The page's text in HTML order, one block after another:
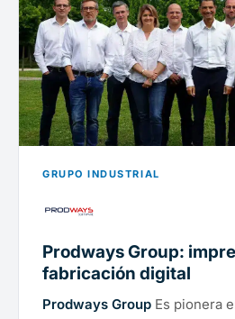
GRUPO INDUSTRIAL
Prodways Group:
fabricación digital
Prodways Group Es pionera